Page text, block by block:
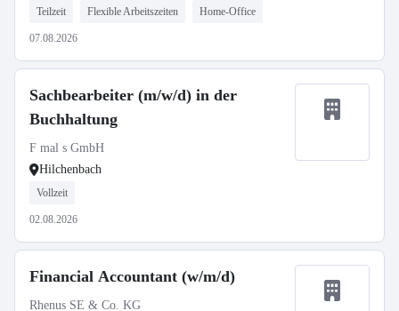
Teilzeit
Teilzeit Flexible Arbeitszeiten Home-Office
07.08.2026
Sachbearbeiter (m/w/d) in der
Buchhaltung
F mal s GmbH
Hilchenbach
Vollzeit
02.08.2026
Financial Accountant (w/m/d)
Rhenus SE & Co. KG